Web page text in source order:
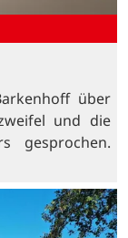
über
und die
gesprochen.